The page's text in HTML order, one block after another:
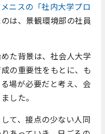
ニスの「社内大学プロ
は、景観環境部の社員
た背景は、社会人大学
の重要性をもとに、も
場が必要だと考え、会
した。
て、接点の少ない人同